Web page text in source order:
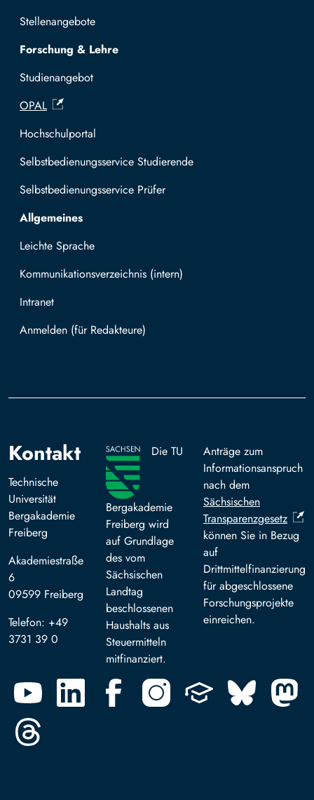
Stellenangebote
Forschung & Lehre
Studienangebot
OPAL
Hochschulportal
Selbstbedienungsservice Studierende
Selbstbedienungsservice Prüfer
Allgemeines
Leichte Sprache
Kommunikationsverzeichnis (intern)
Intranet
Mit TUBAF Login anmelden
Kontakt
Technische
Universität
Bergakademie
Freiberg
Akademiestraße
6
09599 Freiberg
Telefon: +49
3731 39 0
Die TU
Bergakademie
Freiberg wird
auf Grundlage
des vom
Sächsischen
Landtag
beschlossenen
Haushalts aus
Steuermitteln
mitfinanziert.
Anträge zum
Informationsanspruch
nach dem
Sächsischen
Transparenzgesetz
können Sie in Bezug
auf
Drittmittelfinanzierung
für abgeschlossene
Forschungsprojekte
einreichen.